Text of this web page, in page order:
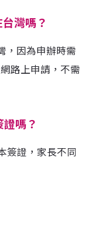
灣嗎？
，因為申辦時需
路上申請，不需
嗎？
簽證，家長不同